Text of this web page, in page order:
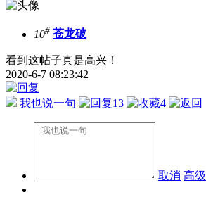
10# 苍龙破
看到这帖子真是高兴！
2020-6-7 08:23:42
我也说一句 13 4
取消 高级